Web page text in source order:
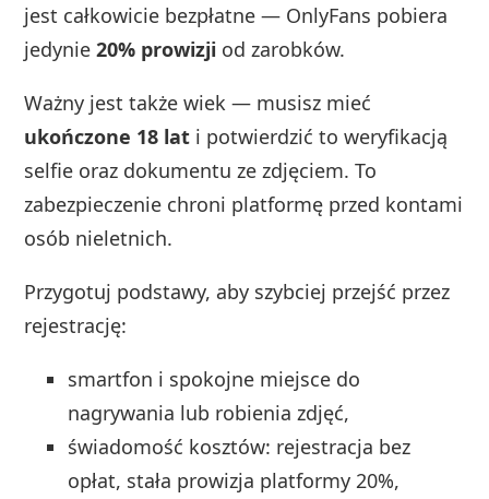
jest całkowicie bezpłatne — OnlyFans pobiera
jedynie20% prowizji od zarobków.
Ważny jest także wiek — musisz mieć
ukończone 18 lat i potwierdzić to weryfikacją
selfie oraz dokumentu ze zdjęciem. To
zabezpieczenie chroni platformę przed kontami
osób nieletnich.
Przygotuj podstawy, aby szybciej przejść przez
rejestrację:
smartfon i spokojne miejsce do
nagrywania lub robienia zdjęć,
świadomość kosztów: rejestracja bez
opłat, stała prowizja platformy 20%,